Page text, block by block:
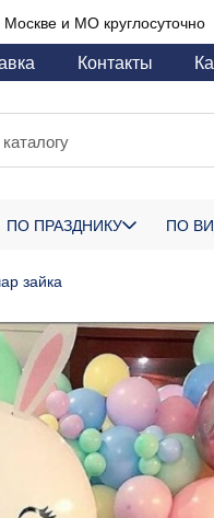
Москве и МО круглосуточно
Контакты
ПО ПРАЗДНИКУ ПО
зайка